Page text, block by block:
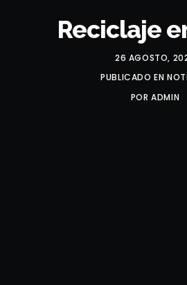
Reciclaje
26 AGOSTO,
PUBLICADO EN
PORADMIN